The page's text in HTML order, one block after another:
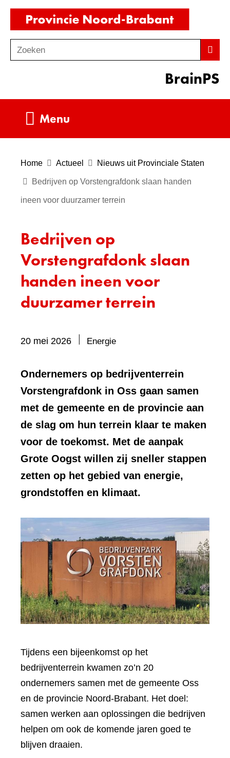
Ga
de
inhoud
o
Zoeken
BrainPS
Menu
Home Actueel Nieuws uit Provinciale Staten
Bedrijven op Vorstengrafdonk slaan handen
ineen voor duurzamer terrein
Bedrijven op
Vorstengrafdonk slaan
handen ineen voor
duurzamer terrein
20 mei 2026 EnergieBevat
element:
Foto
Ondernemers op bedrijventerrein
Vorstengrafdonk in Oss gaan samen
met de gemeente en de provincie aan
de slag om hun terrein klaar te maken
voor de toekomst. Met de aanpak
Grote Oogst willen zij sneller stappen
zetten op het gebied van energie,
grondstoffen en klimaat.
Tijdens een bijeenkomst op het
bedrijventerrein kwamen zo’n 20
ondernemers samen met de gemeente Oss
en de provincie Noord-Brabant. Het doel:
samen werken aan oplossingen die bedrijven
helpen om ook de komende jaren goed te
blijven draaien.